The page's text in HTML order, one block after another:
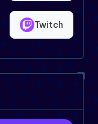
Twitch